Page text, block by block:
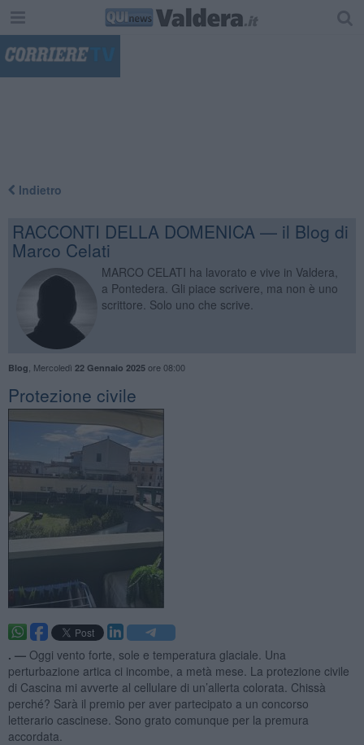
Indietro
RACCONTI DELLA DOMENICA — il Blog di
Marco Celati
MARCO CELATI ha lavorato e vive in Valdera,
a Pontedera. Gli piace scrivere, ma non è uno
scrittore. Solo uno che scrive.
Blog Mercoledì 22 Gennaio 2025ore 08:00
Protezione civile
. — Oggi vento forte, sole e temperatura glaciale. Una
perturbazione artica ci incombe, a metà mese. La protezione civile
di Cascina mi avverte al cellulare di un’allerta colorata. Chissà
perché? Sarà il premio per aver partecipato a un concorso
letterario cascinese. Sono grato comunque per la premura
accordata.